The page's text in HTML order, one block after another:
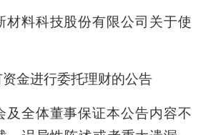
材料科技股份有限公司关于使
金进行委托理财的公告
及全体董事保证本公告内容不